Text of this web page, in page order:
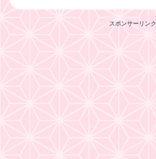
スポンサーリンク